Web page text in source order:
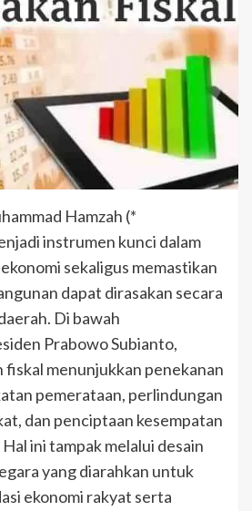
Hamzah (*
instrumen kunci dalam
sekaligus memastikan
dapat dirasakan secara
Di bawah
Prabowo Subianto,
fiskal menunjukkan penekanan
pemerataan, perlindungan
dan penciptaan kesempatan
ini tampak melalui desain
yang diarahkan untuk
ekonomi rakyat serta